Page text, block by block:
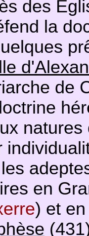
des
la
de
en
) et